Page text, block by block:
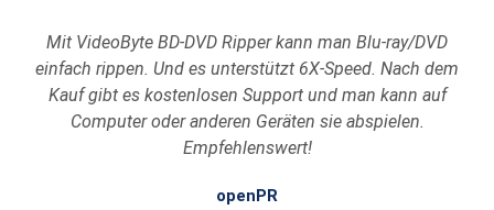
Mit VideoByte BD-DVD Ripper kann man Blu-ray/DVD
einfach rippen. Und es unterstützt 6X-Speed. Nach dem
Kauf gibt es kostenlosen Support und man kann auf
Computer oder anderen Geräten sie abspielen.
Empfehlenswert!
openPR